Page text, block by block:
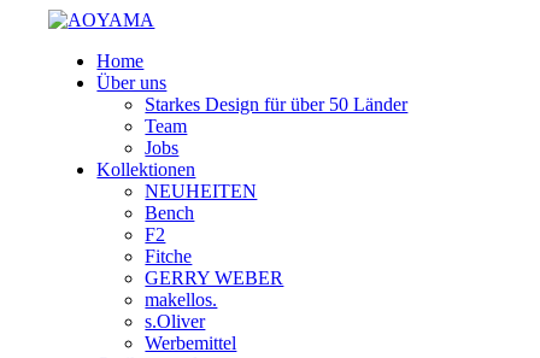
Home
Über uns
Starkes Design für über 50 Länder
Team
Jobs
Kollektionen
NEUHEITEN
Bench
F2
Fitche
GERRY WEBER
makellos.
s.Oliver
Werbemittel